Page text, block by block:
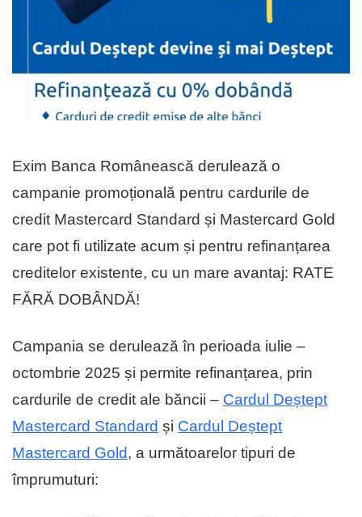
Exim Banca Românească derulează o
campanie promoțională pentru cardurile de
credit Mastercard Standard și Mastercard Gold
care pot fi utilizate acum și pentru refinanțarea
creditelor existente, cu un mare avantaj: RATE
FĂRĂ DOBÂNDĂ!
Campania se derulează în perioada iulie –
octombrie 2025 și permite refinanțarea, prin
cardurile de credit ale băncii – Cardul Deștept
Mastercard Standard și Cardul Deștept
Mastercard Gold, a următoarelor tipuri de
împrumuturi: